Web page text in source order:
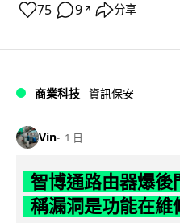
75 9 ↗ 分享
商業科技 資訊保安
Vin 1 日
智博通路由器爆後
稱漏洞是功能在維